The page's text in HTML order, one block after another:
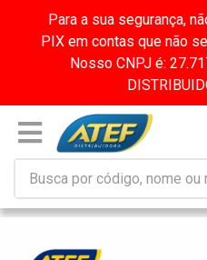
Para a sua segurança,
PIX em contas que não
Nosso CNPJ é: